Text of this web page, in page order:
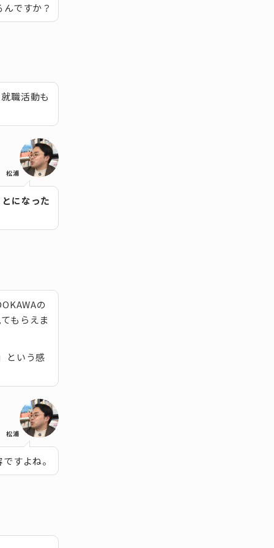
ですか？
職活動も
松浦
になった
の
もらえま
という感
松浦
すよね。